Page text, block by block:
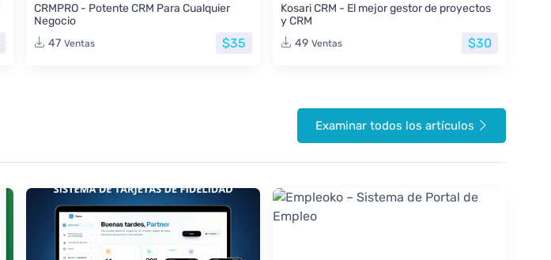
CRMPRO - Potente CRM Para Cualquier
Negocio
47 Ventas $35
Kosari CRM - El mejor gestor de proyectos
y CRM
49 Ventas $30
Examinar todos los artículos